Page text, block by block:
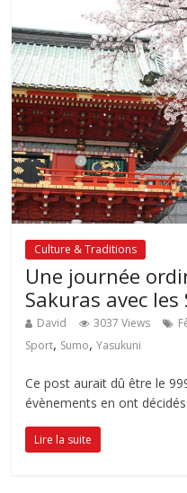
Culture & Traditions
Une journée
Sakuras avec les
David 3037 Views
Sport, Sumo,Yasukuni
Ce post aurait dû être le
évènements en ont
Lire la suite